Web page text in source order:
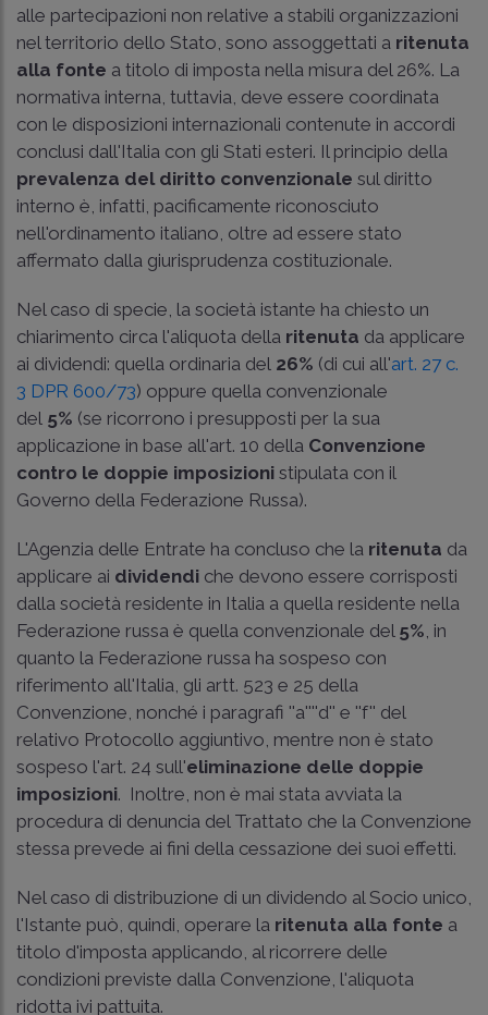
alle partecipazioni non relative a stabili organizzazioni
nel territorio dello Stato, sono assoggettati a ritenuta
alla fonte a titolo di imposta nella misura del 26%. La
normativa interna, tuttavia, deve essere coordinata
con le disposizioni internazionali contenute in accordi
conclusi dall'Italia con gli Stati esteri. Il principio della
prevalenza del diritto convenzionale sul diritto
interno è, infatti, pacificamente riconosciuto
nell'ordinamento italiano, oltre ad essere stato
affermato dalla giurisprudenza costituzionale.
Nel caso di specie, la società istante ha chiesto un
chiarimento circa l'aliquota della ritenuta da applicare
ai dividendi: quella ordinaria del 26% (di cui all'art. 27 c.
3 DPR 600/73) oppure quella convenzionale
del 5% (se ricorrono i presupposti per la sua
applicazione in base all'art. 10 della Convenzione
contro le doppie imposizioni stipulata con il
Governo della Federazione Russa).
L'Agenzia delle Entrate ha concluso che la ritenuta da
applicare ai dividendi che devono essere corrisposti
dalla società residente in Italia a quella residente nella
Federazione russa è quella convenzionale del 5% , in
quanto la Federazione russa ha sospeso con
riferimento all'Italia, gli artt. 523 e 25 della
Convenzione, nonché i paragrafi ''a''''d'' e ''f'' del
relativo Protocollo aggiuntivo, mentre non è stato
sospeso l'art. 24 sull'eliminazione delle doppie
imposizioni. Inoltre, non è mai stata avviata la
procedura di denuncia del Trattato che la Convenzione
stessa prevede ai fini della cessazione dei suoi effetti.
Nel caso di distribuzione di un dividendo al Socio unico,
l'Istante può, quindi, operare la ritenuta alla fonte a
titolo d'imposta applicando, al ricorrere delle
condizioni previste dalla Convenzione, l'aliquota
ridotta ivi pattuita.